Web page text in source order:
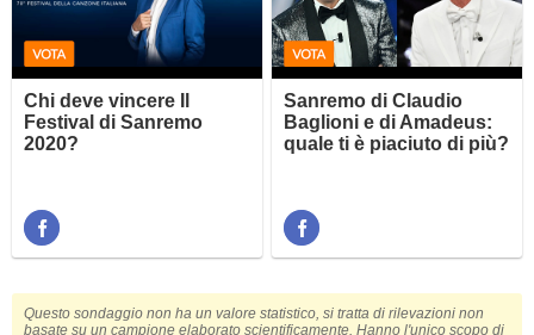
Chi deve vincere Il
Festival di Sanremo
2020?
Sanremo di Claudio
Baglioni e di Amadeus:
quale ti è piaciuto di più?
Questo sondaggio non ha un valore statistico, si tratta di rilevazioni non
basate su un campione elaborato scientificamente. Hanno l'unico scopo di